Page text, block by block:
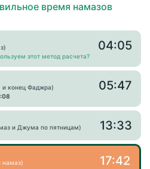
время намазов
этот метод расчета?
04:05
и конец Фаджра)
05:47
и Джума по пятницам) 13:33
намаз) 17:42